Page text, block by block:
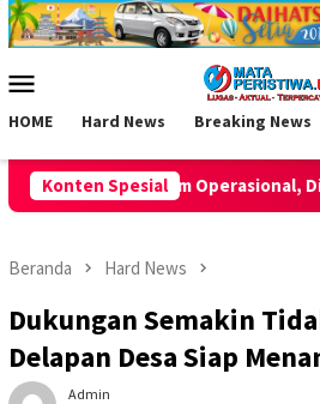
Loncat
ke
Mobile
HOME Hard News Breaking News
Konten Spesial
Dialihkan ke Tol Manyar
Beranda Hard News
Dukungan Semakin
Delapan Desa Siap
Admin